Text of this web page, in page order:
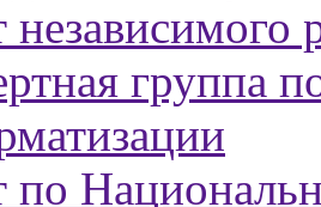
независимого
группа
по